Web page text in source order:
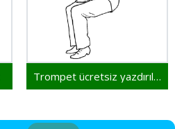
Trompet ücretsiz yazdırılabilir